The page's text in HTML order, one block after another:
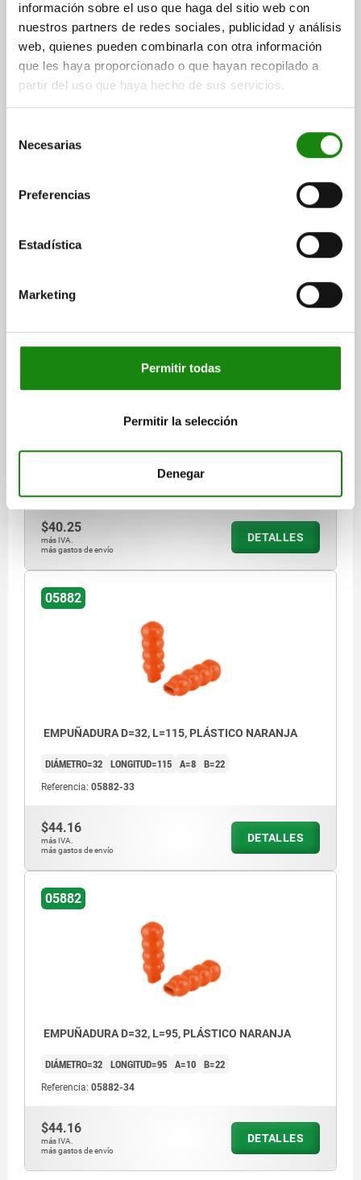
información sobre el uso que haga del sitio web con
nuestros partners de redes sociales, publicidad y análisis
web, quienes pueden combinarla con otra información
que les haya proporcionado o que hayan recopilado a
partir del uso que haya hecho de sus servicios.
Necesarias
Preferencias
Estadística
Marketing
Permitir todas
Permitir la selección
Denegar
más IVA.
más gastos de envío
DETALLES
05882
$40.25
más IVA.
más gastos de envío
DETALLES
05882
EMPUÑADURA D=32, L=115, PLÁSTICO NARANJA
DIÁMETRO=32 LONGITUD=115 A=8 B=22
Referencia: 05882-33
$44.16
más IVA.
más gastos de envío
DETALLES
05882
EMPUÑADURA D=32, L=95, PLÁSTICO NARANJA
DIÁMETRO=32 LONGITUD=95 A=10 B=22
Referencia: 05882-34
$44.16
más IVA.
más gastos de envío
DETALLES